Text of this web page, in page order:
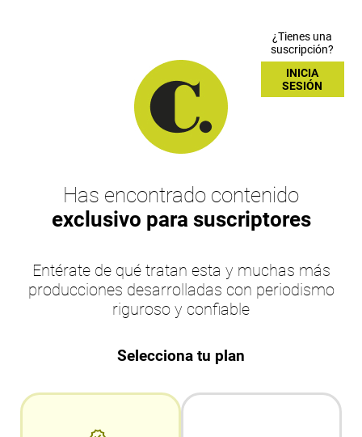
¿Tienes una
suscripción?
INICIA
SESIÓN
Has encontrado contenido
exclusivo para suscriptores
Entérate de qué tratan esta y muchas más
producciones desarrolladas con periodismo
riguroso y confiable
Selecciona tu plan